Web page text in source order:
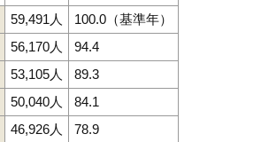
59,491人
100.0（基準年）
56,170人
94.4
53,105人
89.3
50,040人
84.1
46,926人
78.9